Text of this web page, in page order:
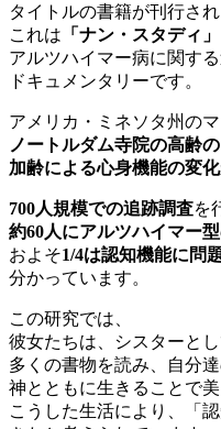
タイトルの書籍が刊行され
これは 「ナン・スタディ」
アルツハイマー病に関す
ドキュメンタリーです。
アメリカ・ミネソタ州の
ノートルダム寺院の高齢
加齢による心身機能の変
700人規模での追跡調査を
約60人にアルツハイマー
およそ1/4は認知機能に問
分かっています。
この研究では、
彼女たちは、シスターとし
多くの書物を読み、自分
神とともに生きることで
こうした生活により、「